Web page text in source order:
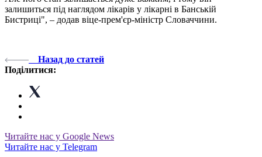
залишиться під наглядом лікарів у лікарні в Банській
Бистриці", – додав віце-прем'єр-міністр Словаччини.
Назад до статей
Поділитися:
Читайте нас у Google News
Читайте нас у Telegram